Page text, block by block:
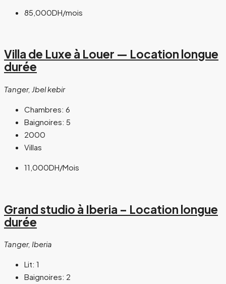
85,000DH/mois
Villa de Luxe à Louer — Location longue
durée
Tanger, Jbel kebir
Chambres: 6
Baignoires: 5
2000
Villas
11,000DH/Mois
Grand studio à Iberia – Location longue
durée
Tanger, Iberia
Lit: 1
Baignoires: 2